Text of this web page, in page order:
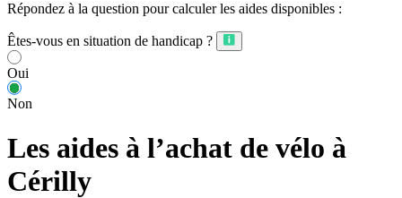
Répondez à la question pour calculer les aides disponibles :
Êtes-vous en situation de handicap ?
Oui
Non
Les aides à l’achat de vélo à
Cérilly